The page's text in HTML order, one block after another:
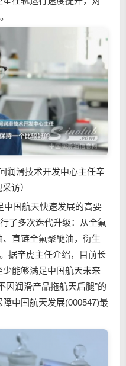
润滑技术开发中心主任辛
访）
国航天快速发展的高要
了多次迭代升级：从全氟
直链全氟聚醚油，衍生
据辛虎主任介绍，目前长
能够满足中国航天未来
因润滑产品拖航天后腿”的
中国航天发展(000547)最